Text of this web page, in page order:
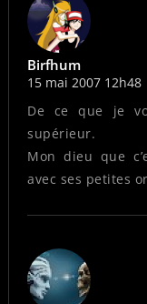
Birfhum
15 mai 2007 12h48
De ce que je
supérieur.
Mon dieu que
avec ses petites